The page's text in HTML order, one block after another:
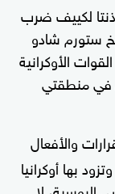
لكييف ضرب
ستورم شادو
الأوكرانية
في منطقتي
والأفعال
بها أوكرانيا